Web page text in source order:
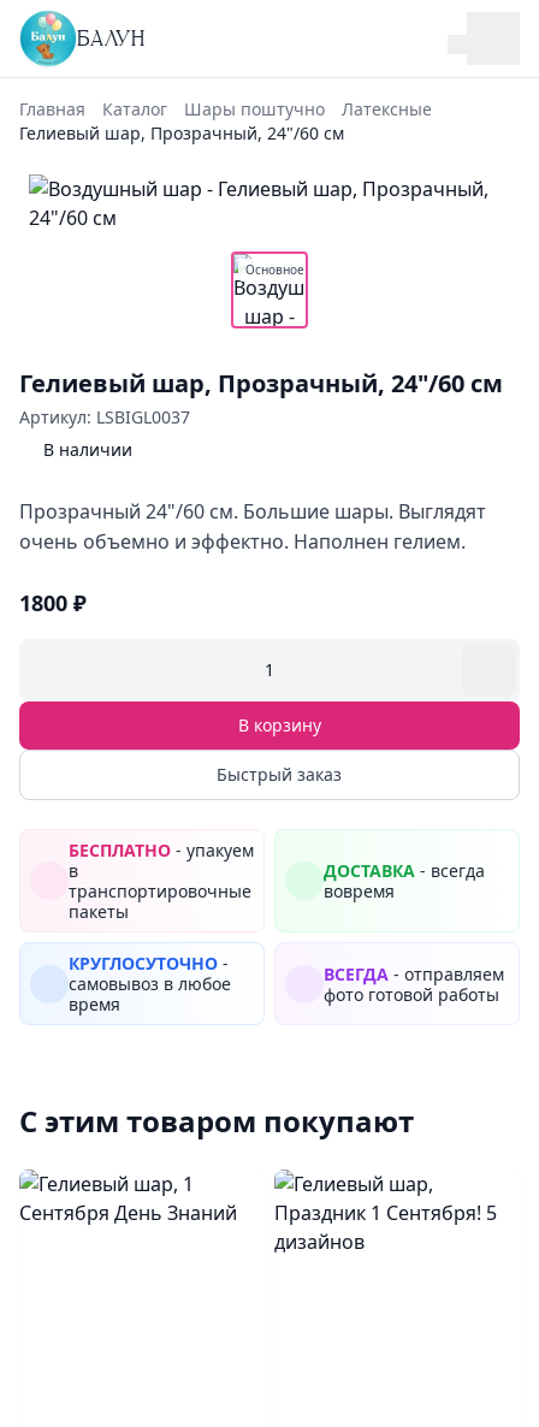
БАЛУН
Главная Каталог Шары поштучно
Латексные
Гелиевый шар, Прозрачный, 24"/60 см
Основное
Гелиевый шар, Прозрачный, 24"/60 см
Артикул: LSBIGL0037
В наличии
Прозрачный 24"/60 см. Большие шары. Выглядят
очень объемно и эффектно. Наполнен гелием.
1800 ₽
1
В корзину
Быстрый заказ
БЕСПЛАТНО - упакуем
в
транспортировочные
пакеты
ДОСТАВКА - всегда
вовремя
КРУГЛОСУТОЧНО -
самовывоз в любое
время
ВСЕГДА - отправляем
фото готовой работы
С этим товаром покупают